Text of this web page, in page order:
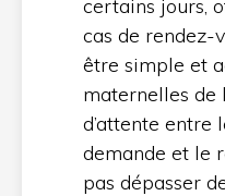
certains jours,
cas de rendez-
être simple et
maternelles de
d’attente entre
demande et le
pas dépasser